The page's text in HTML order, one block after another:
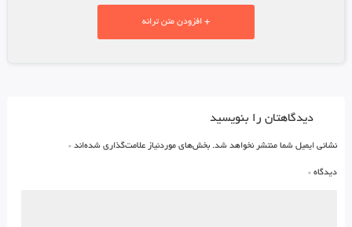
+ افزودن متن ترانه
دیدگاهتان را بنویسید
نشانی ایمیل شما منتشر نخواهد شد. بخش‌های موردنیاز علامت‌گذاری شده‌اند *
دیدگاه *